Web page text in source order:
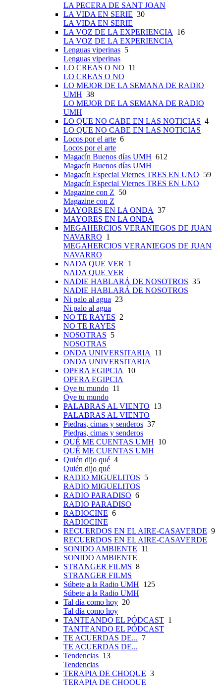
LA PECERA DE SANT JOAN
LA VIDA EN SERIE 30
LA VIDA EN SERIE
LA VOZ DE LA EXPERIENCIA
16
LA VOZ DE LA EXPERIENCIA
Lenguas viperinas 5
Lenguas viperinas
LO CREAS O NO 11
LO CREAS O NO
LO MEJOR DE LA SEMANA DE RADIO
UMH 38
LO MEJOR DE LA SEMANA DE RADIO
UMH
LO QUE NO CABE EN LAS NOTICIAS 4
LO QUE NO CABE EN LAS NOTICIAS
Locos por el arte 6
Locos por el arte
Magacín Buenos días UMH 612
Magacín Buenos días UMH
Magacín Especial Viernes TRES EN UNO 59
Magacín Especial Viernes TRES EN UNO
Magazine con Z 50
Magazine con Z
MAYORES EN LA ONDA 37
MAYORES EN LA ONDA
MEGAHERCIOS VERANIEGOS DE JUAN
NAVARRO 1
MEGAHERCIOS VERANIEGOS DE JUAN
NAVARRO
NADA QUE VER
1
NADA QUE VER
NADIE HABLARÁ DE NOSOTROS 35
NADIE HABLARÁ DE NOSOTROS
Ni palo al agua 23
Ni palo al agua
NO TE RAYES 2
NO TE RAYES
NOSOTRAS 5
NOSOTRAS
ONDA UNIVERSITARIA
11
ONDA UNIVERSITARIA
OPERA EGIPCIA
10
OPERA EGIPCIA
Oye tu mundo 11
Oye tu mundo
PALABRAS AL VIENTO 13
PALABRAS AL VIENTO
Piedras, cimas y senderos 37
Piedras, cimas y senderos
QUÉ ME CUENTAS UMH 10
QUÉ ME CUENTAS UMH
Quién dijo qué 4
Quién dijo qué
RADIO MIGUELITOS 5
RADIO MIGUELITOS
RADIO PARADISO 6
RADIO PARADISO
RADIOCINE 6
RADIOCINE
RECUERDOS EN EL AIRE-CASAVERDE 9
RECUERDOS EN EL AIRE-CASAVERDE
SONIDO AMBIENTE 11
SONIDO AMBIENTE
STRANGER FILMS 8
STRANGER FILMS
Súbete a la Radio UMH 125
Súbete a la Radio UMH
Tal día como hoy 20
Tal día como hoy
TANTEANDO EL PÓDCAST 1
TANTEANDO EL PÓDCAST
TE ACUERDAS DE... 7
TE ACUERDAS DE...
Tendencias 13
Tendencias
TERAPIA DE CHOQUE 3
TERAPIA DE CHOQUE